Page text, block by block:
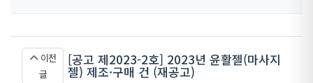
이전
글
[공고 제2023-2호] 2023년 윤활젤(마사지
젤) 제조·구매 건 (재공고)